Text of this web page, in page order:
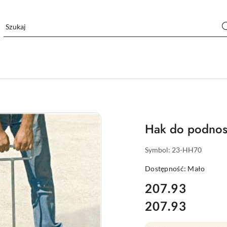
Hak do
Symbol: 23-HH70
Dostępność: Mało
cena:
207.93
Cena:
207.93